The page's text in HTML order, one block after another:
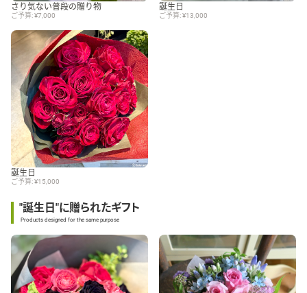
さり気ない普段の贈り物
ご予算: ¥7,000
誕生日
ご予算: ¥13,000
誕生日
ご予算: ¥15,000
"誕生日"に贈られたギフト
Products designed for the same purpose